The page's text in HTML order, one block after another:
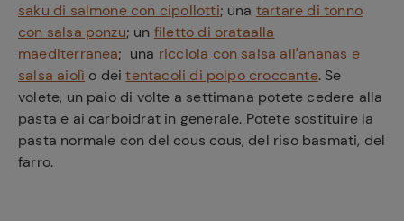
saku di salmone con cipollotti; una tartare di tonno
con salsa ponzu; un filetto di orataalla
maediterranea; una ricciola con salsa all'ananas e
salsa aiolì o deitentacoli di polpo croccante. Se
volete, un paio di volte a settimana potete cedere alla
pasta e ai carboidrat in generale. Potete sostituire la
pasta normale con del cous cous, del riso basmati, del
farro.